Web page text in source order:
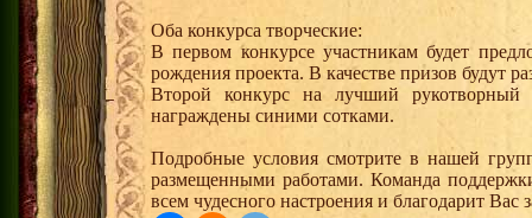
Оба конкурса творческие:
В первом конкурсе участникам будет
рождения проекта. В качестве призов будут
Второй конкурс на лучший
награждены синими сотками.
Подробные условия смотрите в нашей
размещенными работами. Команда
всем чудесного настроения и благодарит Вас